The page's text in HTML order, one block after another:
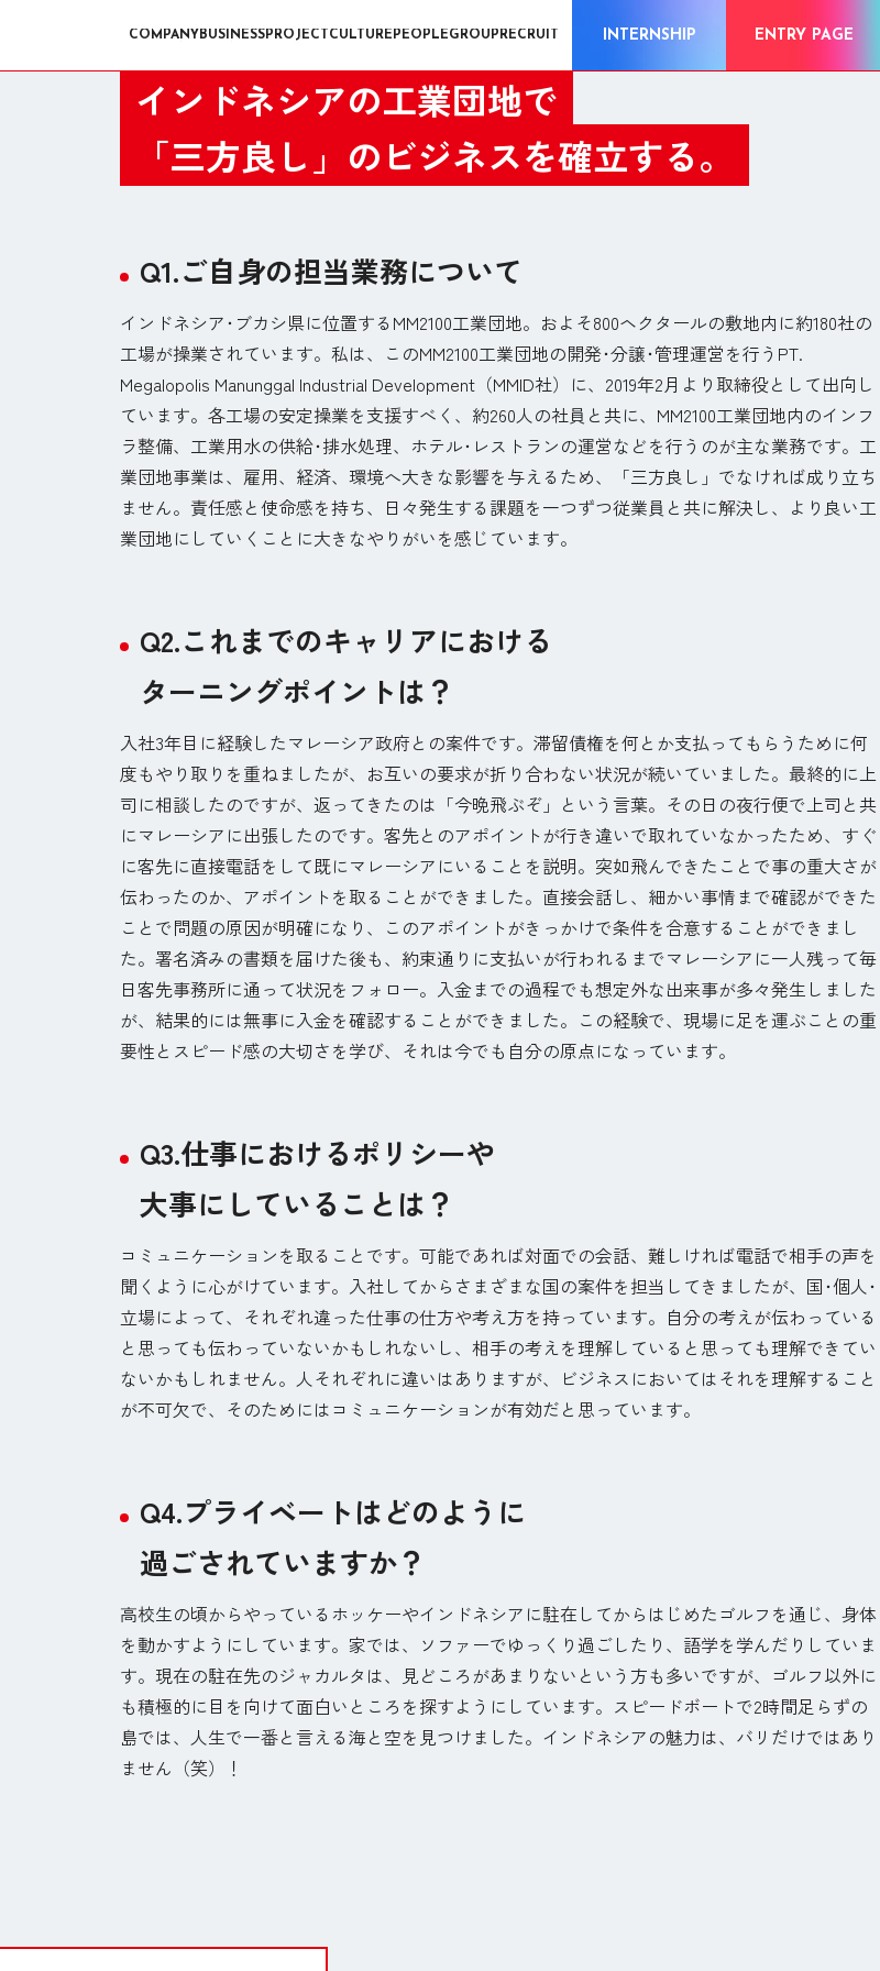
COMPANY BUSINESSPROJECT CULTURE PEOPLEGROUP RECRUIT INTERNSHIP ENTRY PAGE
インドネシアの工業団地で
「三方良し」のビジネスを確立する。
Q1.ご自身の担当業務について
インドネシア･ブカシ県に位置するMM2100工業団地。およそ800ヘクタールの敷地内に約180社の
工場が操業されています。私は、このMM2100工業団地の開発･分譲･管理運営を行うPT.
Megalopolis Manunggal Industrial Development（MMID社）に、2019年2月より取締役として出向し
ています。各工場の安定操業を支援すべく、約260人の社員と共に、MM2100工業団地内のインフ
ラ整備、工業用水の供給･排水処理、ホテル･レストランの運営などを行うのが主な業務です。工
業団地事業は、雇用、経済、環境へ大きな影響を与えるため、「三方良し」でなければ成り立ち
ません。責任感と使命感を持ち、日々発生する課題を一つずつ従業員と共に解決し、より良い工
業団地にしていくことに大きなやりがいを感じています。
Q2.これまでのキャリアにおける
ターニングポイントは？
入社3年目に経験したマレーシア政府との案件です。滞留債権を何とか支払ってもらうために何
度もやり取りを重ねましたが、お互いの要求が折り合わない状況が続いていました。最終的に上
司に相談したのですが、返ってきたのは「今晩飛ぶぞ」という言葉。その日の夜行便で上司と共
にマレーシアに出張したのです。客先とのアポイントが行き違いで取れていなかったため、すぐ
に客先に直接電話をして既にマレーシアにいることを説明。突如飛んできたことで事の重大さが
伝わったのか、アポイントを取ることができました。直接会話し、細かい事情まで確認ができた
ことで問題の原因が明確になり、このアポイントがきっかけで条件を合意することができまし
た。署名済みの書類を届けた後も、約束通りに支払いが行われるまでマレーシアに一人残って毎
日客先事務所に通って状況をフォロー。入金までの過程でも想定外な出来事が多々発生しました
が、結果的には無事に入金を確認することができました。この経験で、現場に足を運ぶことの重
要性とスピード感の大切さを学び、それは今でも自分の原点になっています。
Q3.仕事におけるポリシーや
大事にしていることは？
コミュニケーションを取ることです。可能であれば対面での会話、難しければ電話で相手の声を
聞くように心がけています。入社してからさまざまな国の案件を担当してきましたが、国･個人･
立場によって、それぞれ違った仕事の仕方や考え方を持っています。自分の考えが伝わっている
と思っても伝わっていないかもしれないし、相手の考えを理解していると思っても理解できてい
ないかもしれません。人それぞれに違いはありますが、ビジネスにおいてはそれを理解すること
が不可欠で、そのためにはコミュニケーションが有効だと思っています。
Q4.プライベートはどのように
過ごされていますか？
高校生の頃からやっているホッケーやインドネシアに駐在してからはじめたゴルフを通じ、身体
を動かすようにしています。家では、ソファーでゆっくり過ごしたり、語学を学んだりしていま
す。現在の駐在先のジャカルタは、見どころがあまりないという方も多いですが、ゴルフ以外に
も積極的に目を向けて面白いところを探すようにしています。スピードボートで2時間足らずの
島では、人生で一番と言える海と空を見つけました。インドネシアの魅力は、バリだけではあり
ません（笑）！